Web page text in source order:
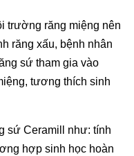
trường răng miệng nên
răng xấu, bệnh nhân
sứ tham gia vào
tương thích sinh
sứ Ceramill như: tính
hợp sinh học hoàn